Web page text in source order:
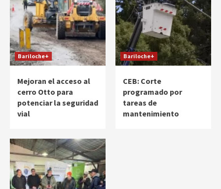
Bariloche+
Mejoran el acceso al
cerro Otto para
potenciar la seguridad
vial
Bariloche+
CEB: Corte
programado por
tareas de
mantenimiento